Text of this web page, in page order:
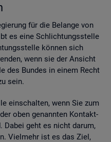
für die Be­lan­ge von
es eine Schlich­tungs­stel­le
kön­nen sich
wenn sie der An­sicht
des Bun­des in einem Recht
sein.
ein­schal­ten, wenn Sie zum
oben ge­nann­ten Kon­takt­
geht es nicht darum,
Viel­mehr ist es das Ziel,